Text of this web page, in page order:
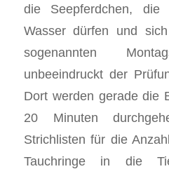
die Seepferdchen,
Wasser dürfen und
sogenannten
unbeeindruckt der
Dort werden gerade die
20 Minuten
Strichlisten für die
Tauchringe in die